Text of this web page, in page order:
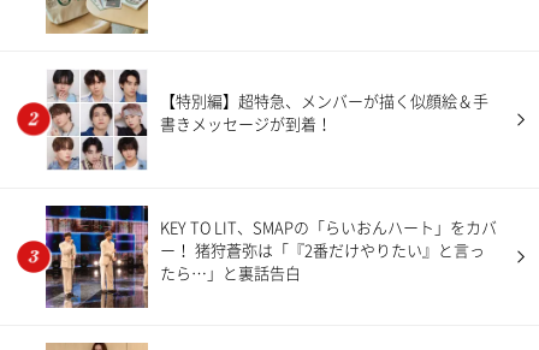
【特別編】超特急、メンバーが描く似顔絵＆手
書きメッセージが到着！
KEY TO LIT、SMAPの「らいおんハート」をカバ
ー！ 猪狩蒼弥は「『2番だけやりたい』と言っ
たら…」と裏話告白